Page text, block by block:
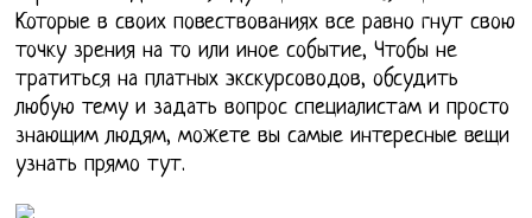
Которые в своих повествованиях все равно гнут свою
точку зрения на то или иное событие, Чтобы не
тратиться на платных экскурсоводов, обсудить
любую тему и задать вопрос специалистам и просто
знающим людям, можете вы самые интересные вещи
узнать прямо тут.